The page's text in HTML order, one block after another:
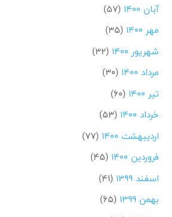
آبان ۱۴۰۰
(۵۷)
مهر ۱۴۰۰
(۳۵)
شهریور ۱۴۰۰
(۳۲)
مرداد ۱۴۰۰
(۳۰)
تیر ۱۴۰۰
(۶۰)
خرداد ۱۴۰۰
(۵۳)
اردیبهشت ۱۴۰۰
(۷۷)
فروردین ۱۴۰۰
(۴۵)
اسفند ۱۳۹۹
(۴۱)
بهمن ۱۳۹۹
(۶۵)